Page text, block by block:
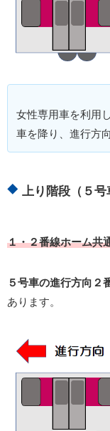
女性専用車を利用
車を降り、進行方
上り階段（５号
１・２番線ホーム共
５号車の進行方向２
あります。